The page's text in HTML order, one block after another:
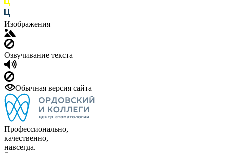
Изображения
Озвучивание текста
Обычная версия сайта
Профессионально,
качественно,
навсегда.